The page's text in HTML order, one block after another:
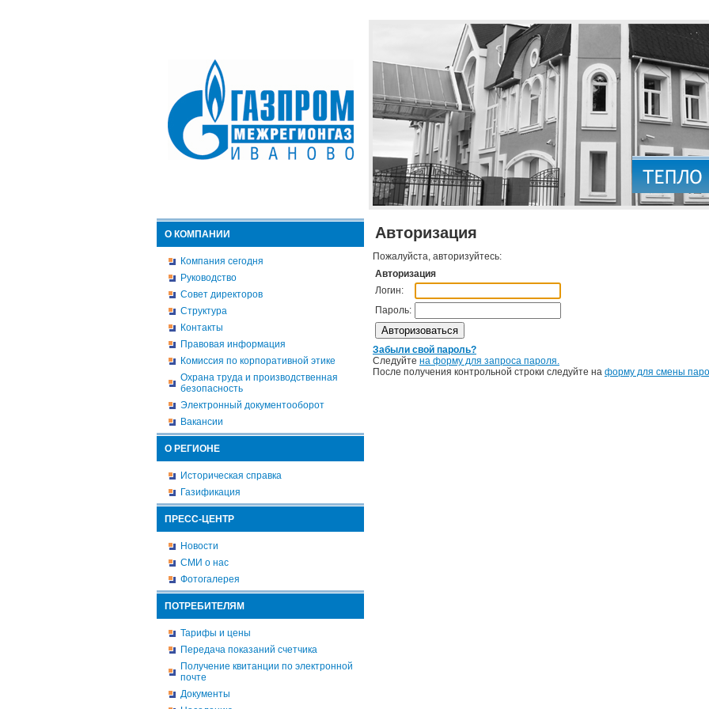
О КОМПАНИИ
Компания сегодня
Руководство
Совет директоров
Структура
Контакты
Правовая информация
Комиссия по корпоративной этике
Охрана труда и производственная
безопасность
Электронный документооборот
Вакансии
О РЕГИОНЕ
Историческая справка
Газификация
ПРЕСС-ЦЕНТР
Новости
СМИ о нас
Фотогалерея
ПОТРЕБИТЕЛЯМ
Тарифы и цены
Передача показаний счетчика
Получение квитанции по электронной
почте
Документы
Авторизация
Пожалуйста, авторизуйтесь:
Авторизация
Логин:
Пароль:
Забыли свой пароль?
Следуйте на форму для запроса пароля.
После получения контрольной строки следуйте на форму для смены